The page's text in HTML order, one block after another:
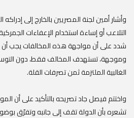
وأشار أمين لجنة المصريين بالخارج إلى
التلاعب أو إساءة استخدام الإعفاءات
شدد على أن مواجهة هذه المخالفات يجب أن
وموجهة، تستهدف المخالف فقط، دون
الغالبية الملتزمة ثمن تصرفات القلة.
واختتم فيصل جاد تصريحه بالتأكيد على أن
تشعره بأن الدولة تقف إلى جانبه وتفرّق